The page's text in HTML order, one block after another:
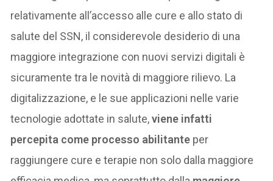
relativamente all’accesso alle cure e allo stato di
salute del SSN, il considerevole desiderio di una
maggiore integrazione con nuovi servizi digitali è
sicuramente tra le novità di maggiore rilievo. La
digitalizzazione, e le sue applicazioni nelle varie
tecnologie adottate in salute,viene infatti
percepita come processo abilitante per
raggiungere cure e terapie non solo dalla maggiore